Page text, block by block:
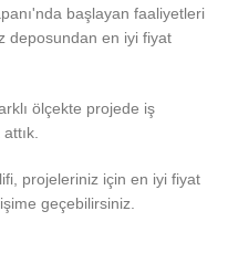
başlayan faaliyetleri
deposundan en iyi fiyat
ölçekte projede iş
projeleriniz için en iyi fiyat
geçebilirsiniz.